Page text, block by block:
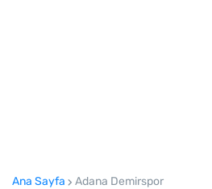
Ana Sayfa Adana Demirspor